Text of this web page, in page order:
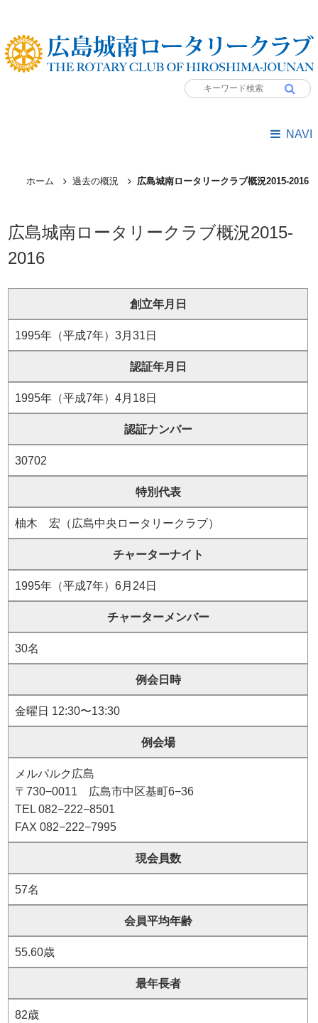
NAVI
ホーム 過去の概況 広島城南ロータリークラブ概況2015-2016
広島城南ロータリークラブ概況2015-
2016
創立年月日
1995年（平成7年）3月31日
認証年月日
1995年（平成7年）4月18日
認証ナンバー
30702
特別代表
柚木 宏（広島中央ロータリークラブ）
チャーターナイト
1995年（平成7年）6月24日
チャーターメンバー
30名
例会日時
金曜日 12:30〜13:30
例会場
メルパルク広島
〒730−0011 広島市中区基町6−36
TEL 082−222−8501
FAX 082−222−7995
現会員数
57名
会員平均年齢
55.60歳
最年長者
82歳